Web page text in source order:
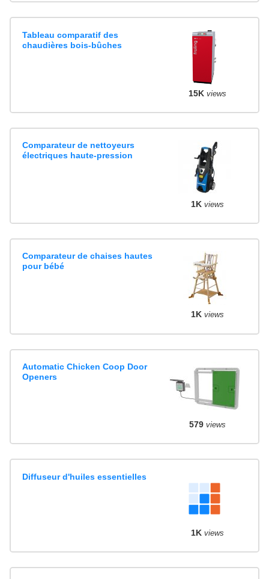
Tableau comparatif des
chaudières bois-bûches
15K views
Comparateur de nettoyeurs
électriques haute-pression
1K views
Comparateur de chaises hautes
pour bébé
1K views
Automatic Chicken Coop Door
Openers
579views
Diffuseur d'huiles essentielles
1K views